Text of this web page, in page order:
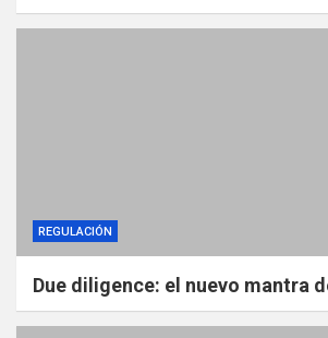
REGULACIÓN
Due diligence: el nuevo mantra